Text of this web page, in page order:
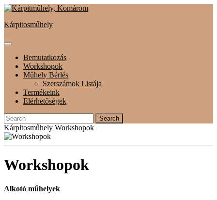
Skip
content
Kárpitosműhely
Open
ButtonBemutatkozás
Workshopok
Műhely Bérlés
Szerszámok Listája
Termékeink
Elérhetőségek
Close
Button
Search
for:
Kárpitosműhely Workshopok
Workshopok
Alkotó műhelyek